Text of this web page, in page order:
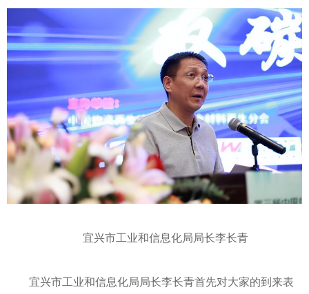
宜兴市工业和信息化局局长李长青
宜兴市工业和信息化局局长李长青首先对大家的到来表